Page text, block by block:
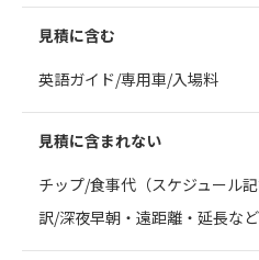
見積に含む
英語ガイド/専用車/入場料
見積に含まれない
チップ/食事代（スケジュール
訳/深夜早朝・遠距離・延長な